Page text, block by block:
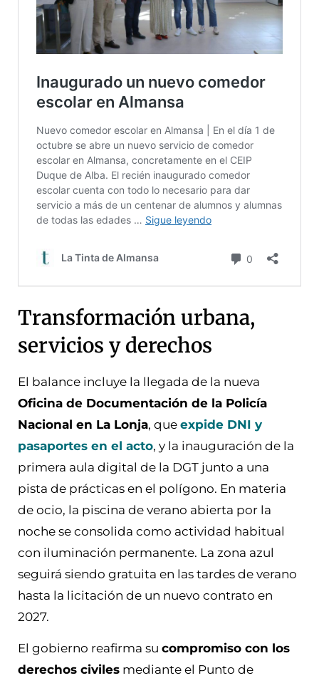
Transformación urbana,
servicios y derechos
El balance incluye la llegada de la nueva
Oficina de Documentación de la Policía
Nacional en La Lonja, que expide DNI y
pasaportes en el acto, y la inauguración de la
primera aula digital de la DGT junto a una
pista de prácticas en el polígono. En materia
de ocio, la piscina de verano abierta por la
noche se consolida como actividad habitual
con iluminación permanente. La zona azul
seguirá siendo gratuita en las tardes de verano
hasta la licitación de un nuevo contrato en
2027.
El gobierno reafirma su compromiso con los
derechos civiles mediante el Punto de